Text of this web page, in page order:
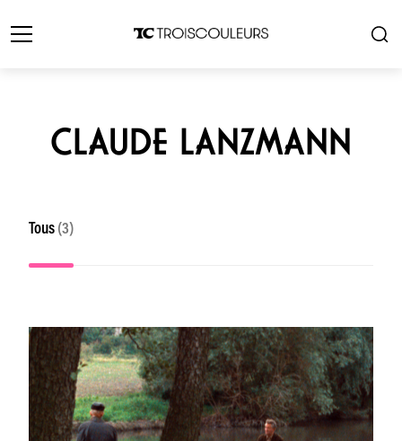
CLAUDE LANZMANN
Tous (3)